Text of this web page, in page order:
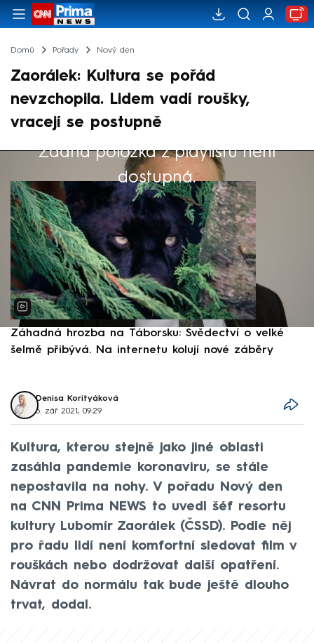
Domů Pořady Nový den
Zaorálek: Kultura se pořád
nevzchopila. Lidem vadí roušky,
vracejí se postupně
Žádná položka z playlistu není
dostupná.
Výběr redakce
Záhadná hrozba na Táborsku: Svědectví o velké
šelmě přibývá. Na internetu kolují nové záběry
Denisa Korityáková
6. zář 2021, 09:29
Kultura, kterou stejně jako jiné oblasti
zasáhla pandemie koronaviru, se stále
nepostavila na nohy. V pořadu Nový den
na CNN Prima NEWS to uvedl šéf resortu
kultury Lubomír Zaorálek (ČSSD). Podle něj
pro řadu lidí není komfortní sledovat film v
rouškách nebo dodržovat další opatření.
Návrat do normálu tak bude ještě dlouho
trvat, dodal.